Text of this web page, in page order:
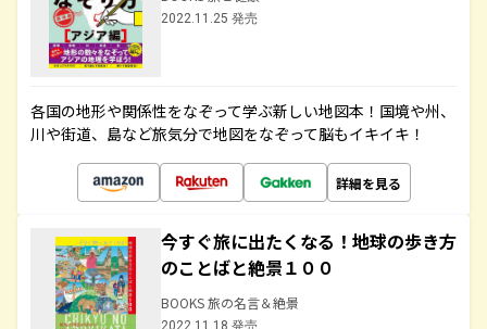
2022.11.25 発売
各国の地形や関係性をなぞって学ぶ新しい地図本！国境や州、
川や街道、島など旅気分で地図をなぞって脳もイキイキ！
詳細を見る
今すぐ旅に出たくなる！地球の歩き方
のことばと絶景１００
BOOKS 旅の名言＆絶景
2022.11.18 発売